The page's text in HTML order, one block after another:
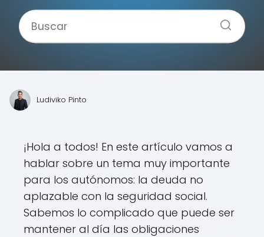
Ludiviko Pinto
¡Hola a todos! En este artículo vamos a
hablar sobre un tema muy importante
para los autónomos: la deuda no
aplazable con la seguridad social.
Sabemos lo complicado que puede ser
mantener al día las obligaciones